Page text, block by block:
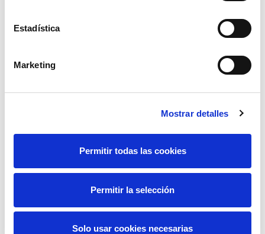
Estadística
Marketing
Mostrar detalles
Permitir todas las cookies
Permitir la selección
Solo usar cookies necesarias
Elewit, en colaboración con Red
Eléctrica y SAPREM, realiza una
prueba en campo de un prototipo de
desinstalación de salvapájaros en